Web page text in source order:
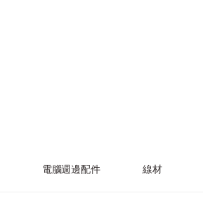
電腦週邊配件 線材